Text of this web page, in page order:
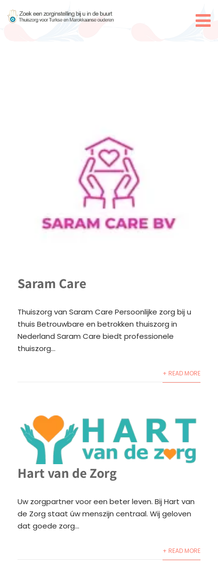
Saram Care
Thuiszorg van Saram Care Persoonlijke zorg bij u
thuis Betrouwbare en betrokken thuiszorg in
Nederland Saram Care biedt professionele
thuiszorg...
+ READ MORE
Hart van de Zorg
Uw zorgpartner voor een beter leven. Bij Hart van
de Zorg staat úw menszijn centraal. Wij geloven
dat goede zorg...
+ READ MORE